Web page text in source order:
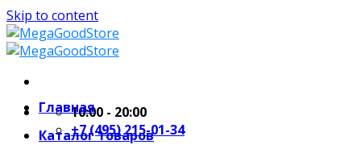
Skip to content
10:00 - 20:00
+7 (495) 215-01-34
Главная
Каталог товаров